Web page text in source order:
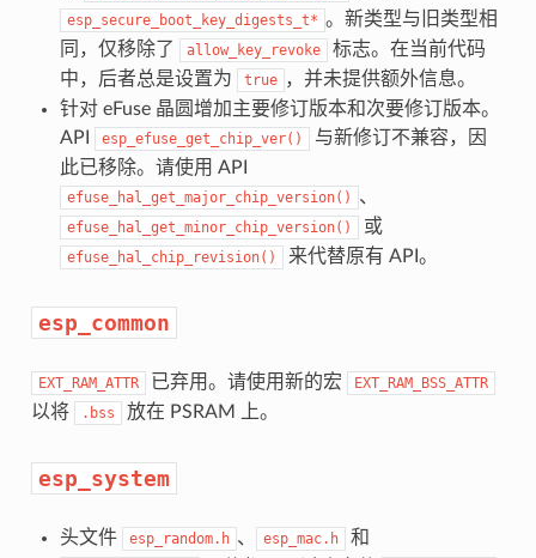
esp_secure_boot_key_digests_t* 。新类型与旧类型相
同，仅移除了
allow_key_revoke
标志。在当前代码
中，后者总是设置为
true ，并未提供额外信息。
针对 eFuse 晶圆增加主要修订版本和次要修订版本。
API
esp_efuse_get_chip_ver()
与新修订不兼容，因
此已移除。请使用 API
efuse_hal_get_major_chip_version() 、
efuse_hal_get_minor_chip_version() 或
efuse_hal_chip_revision() 来代替原有 API。
esp_common
EXT_RAM_ATTR 已弃用。请使用新的宏 EXT_RAM_BSS_ATTR
以将 .bss 放在 PSRAM 上。
esp_system
头文件 esp_random.h 、 esp_mac.h
和